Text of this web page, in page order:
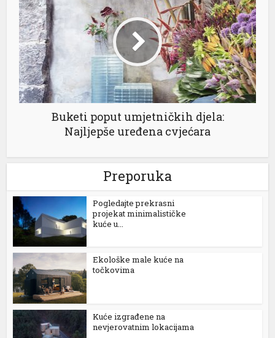
Buketi poput umjetničkih djela:
Najljepše uređena cvjećara
Preporuka
Pogledajte prekrasni
projekat minimalističke
kuće u...
Ekološke male kuće na
točkovima
Kuće izgrađene na
nevjerovatnim lokacijama